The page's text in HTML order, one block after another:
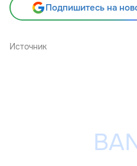
Подпишитесь на
Источник